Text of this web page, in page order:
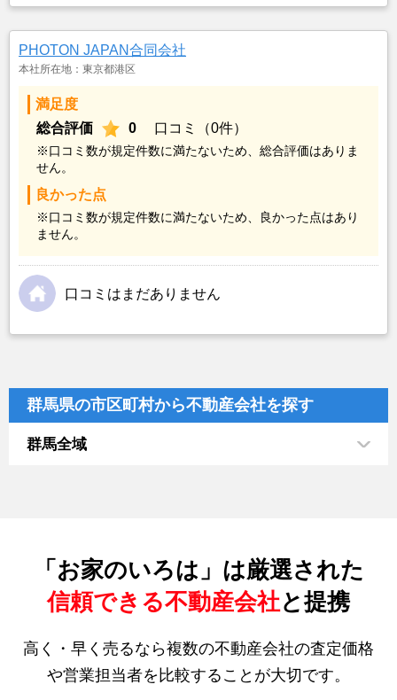
PHOTON JAPAN合同会社
本社所在地：東京都港区
満足度
総合評価
0 口コミ（0件）
※口コミ数が規定件数に満たないため、総合評価はありま
せん。
良かった点
※口コミ数が規定件数に満たないため、良かった点はあり
ません。
口コミはまだありません
群馬県の市区町村から不動産会社を探す
群馬全域
「お家のいろは」は厳選された
信頼できる不動産会社と提携
高く・早く売るなら複数の不動産会社の査定価格
や営業担当者を比較することが大切です。